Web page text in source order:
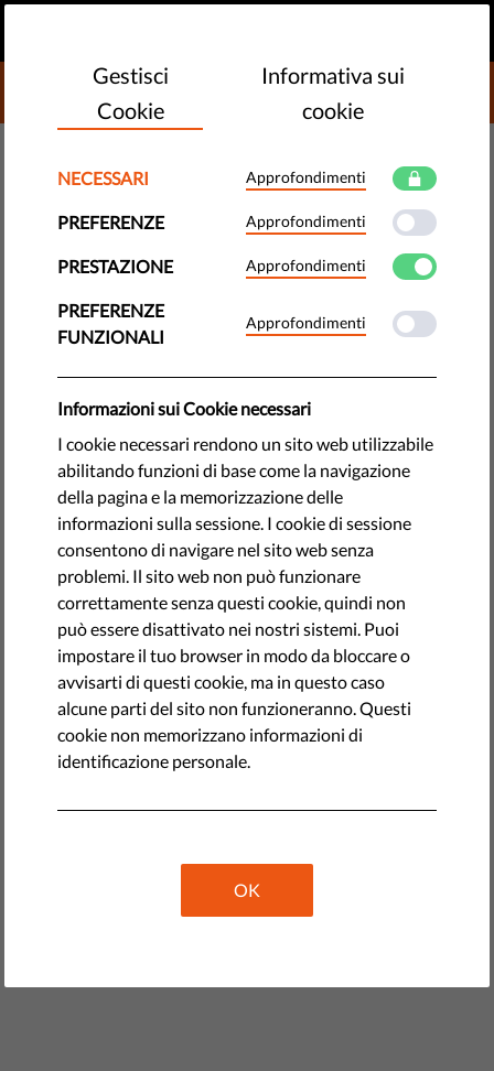
DONATE TO LIBERTIES
Che cos'è un meccanismo di
risposta alle crisi e come
funziona?
Negli ultimi tempi sembra che si passi da una crisi all'altra ed
meccanismo di risposta alle crisi.
by Jonathan Day
luglio 08, 2022
Gestisci
Cookie
Informativa sui
cookie
NECESSARI Approfondimenti
PREFERENZE Approfondimenti
PRESTAZIONE Approfondimenti
PREFERENZE
FUNZIONALI
Approfondimenti
Informazioni sui Cookie necessari
I cookie necessari rendono un sito web utilizzabile
abilitando funzioni di base come la navigazione
della pagina e la memorizzazione delle
informazioni sulla sessione. I cookie di sessione
consentono di navigare nel sito web senza
problemi. Il sito web non può funzionare
correttamente senza questi cookie, quindi non
può essere disattivato nei nostri sistemi. Puoi
impostare il tuo browser in modo da bloccare o
avvisarti di questi cookie, ma in questo caso
alcune parti del sito non funzioneranno. Questi
cookie non memorizzano informazioni di
identificazione personale.
OK